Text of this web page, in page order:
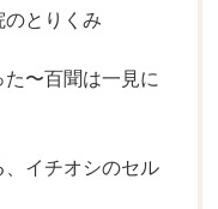
のとりくみ
〜百聞は一見に
イチオシのセル